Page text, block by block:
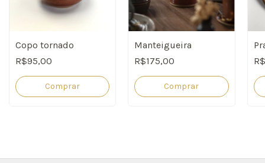
Copo tornado
R$95,00
Comprar
Manteigueira
R$175,00
Comprar